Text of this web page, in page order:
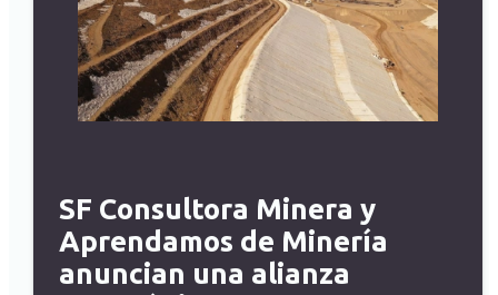
SF Consultora Minera y
Aprendamos de Minería
anuncian una alianza